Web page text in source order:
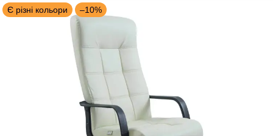
Є різні кольори –10%